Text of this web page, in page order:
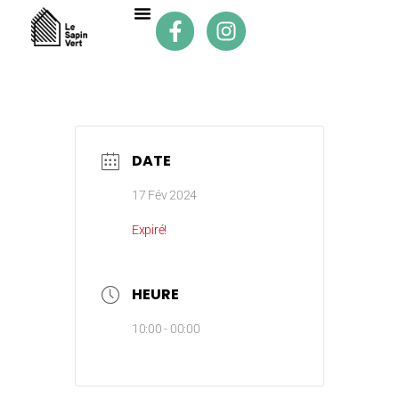
DATE
17 Fév 2024
Expiré!
HEURE
10:00 - 00:00